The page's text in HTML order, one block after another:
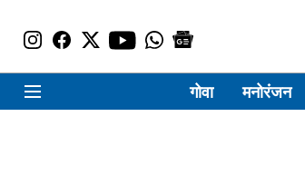
गोवा मनोरंजन